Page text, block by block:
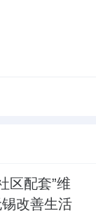
区配套”维
改善生活